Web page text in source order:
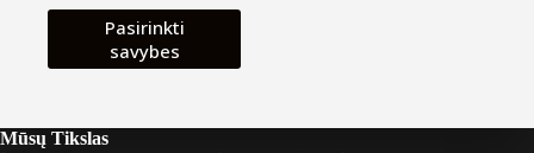
Pasirinkti
savybes
Šis
produktas
Variantus
galite
Mūsų Tikslas